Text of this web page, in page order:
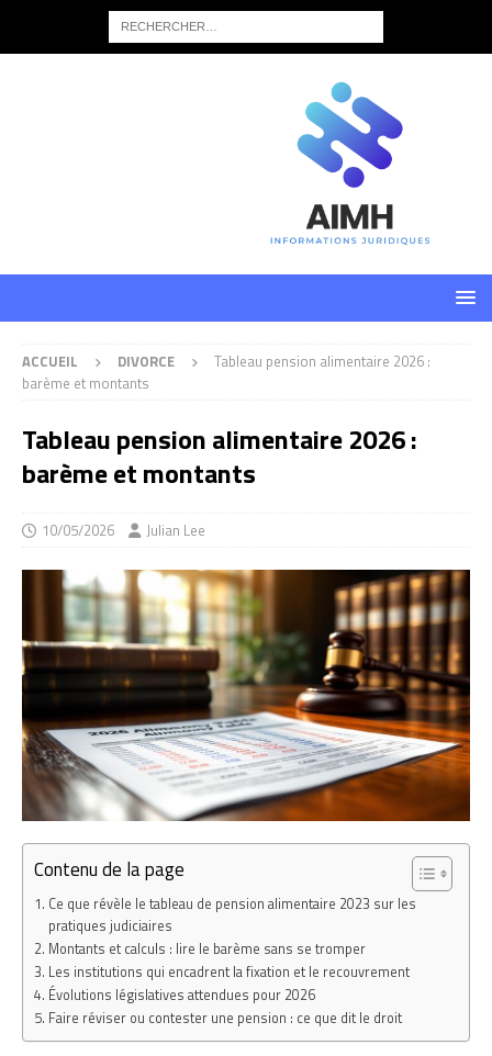
ACCUEIL DIVORCE
Tableau pension alimentaire 2026 :
barème et montants
Tableau pension alimentaire 2026 :
barème et montants
10/05/2026 Julian Lee
Contenu de la page
Ce que révèle le tableau de pension alimentaire 2023 sur les
pratiques judiciaires
Montants et calculs : lire le barème sans se tromper
Les institutions qui encadrent la fixation et le recouvrement
Évolutions législatives attendues pour 2026
Faire réviser ou contester une pension : ce que dit le droit